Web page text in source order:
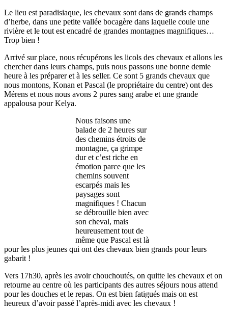
Le lieu est paradisiaque, les chevaux sont dans de grands champs
d’herbe, dans une petite vallée bocagère dans laquelle coule une
rivière et le tout est encadré de grandes montagnes magnifiques…
Trop bien !
Arrivé sur place, nous récupérons les licols des chevaux et allons les
chercher dans leurs champs, puis nous passons une bonne demie
heure à les préparer et à les seller. Ce sont 5 grands chevaux que
nous montons, Konan et Pascal (le propriétaire du centre) ont des
Mérens et nous nous avons 2 pures sang arabe et une grande
appalousa pour Kelya.
Nous faisons une
balade de 2 heures sur
des chemins étroits de
montagne, ça grimpe
dur et c’est riche en
émotion parce que les
chemins souvent
escarpés mais les
paysages sont
magnifiques ! Chacun
se débrouille bien avec
son cheval, mais
heureusement tout de
même que Pascal est là
pour les plus jeunes qui ont des chevaux bien grands pour leurs
gabarit !
Vers 17h30, après les avoir chouchoutés, on quitte les chevaux et on
retourne au centre où les participants des autres séjours nous attend
pour les douches et le repas. On est bien fatigués mais on est
heureux d’avoir passé l’après-midi avec les chevaux !